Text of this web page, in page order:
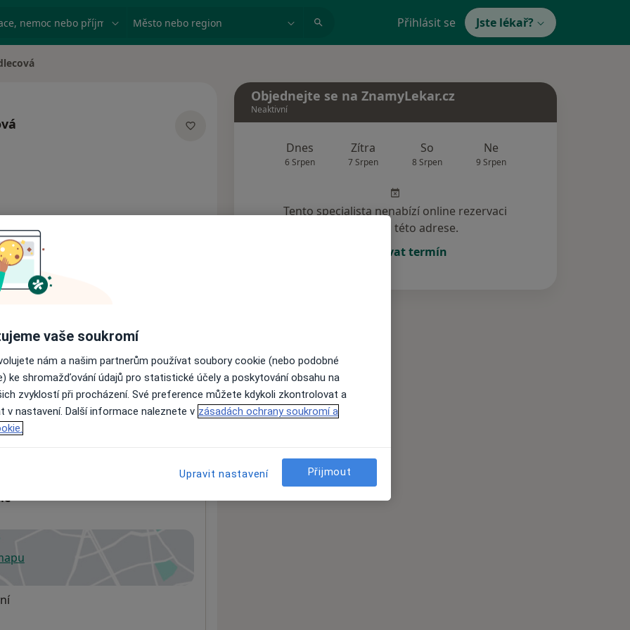
nemoc nebo příjmení Město nebo region Přihlásit se Jste lékař?
nejsou k dispozici
informace o svých službách.
v nové záložce
Objednejte se na ZnamyLekar.cz
Neaktivní
Dnes
6 Srpen
Zítra
7 Srpen
So
8 Srpen
Ne
9 Srpen
Tento specialista nenabízí online rezervaci
termínu na této adrese.
Rezervovat termín
vaše soukromí
nám a našim partnerům používat soubory cookie (nebo podobné
ke shromažďování údajů pro statistické účely a poskytování obsahu na
zvyklostí při procházení. Své preference můžete kdykoli zkontrolovat a
v nastavení. Další informace naleznete v zásadách ochrany soukromí a
Upravit nastavení Přijmout